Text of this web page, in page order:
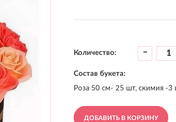
Количество: -
Состав букета:
Роза 50 см- 25 шт, скимия -3
ДОБАВИТЬ В КОРЗИНУ